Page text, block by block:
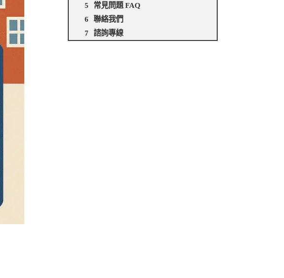
常見問題 FAQ
聯絡我們
諮詢專線